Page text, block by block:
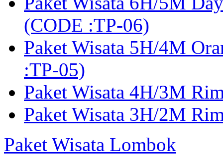
(CODE :TP-06)
Paket Wisata 5H/4M
:TP-05)
Paket Wisata 4H/3M
Paket Wisata 3H/2M
Paket Wisata Lombok